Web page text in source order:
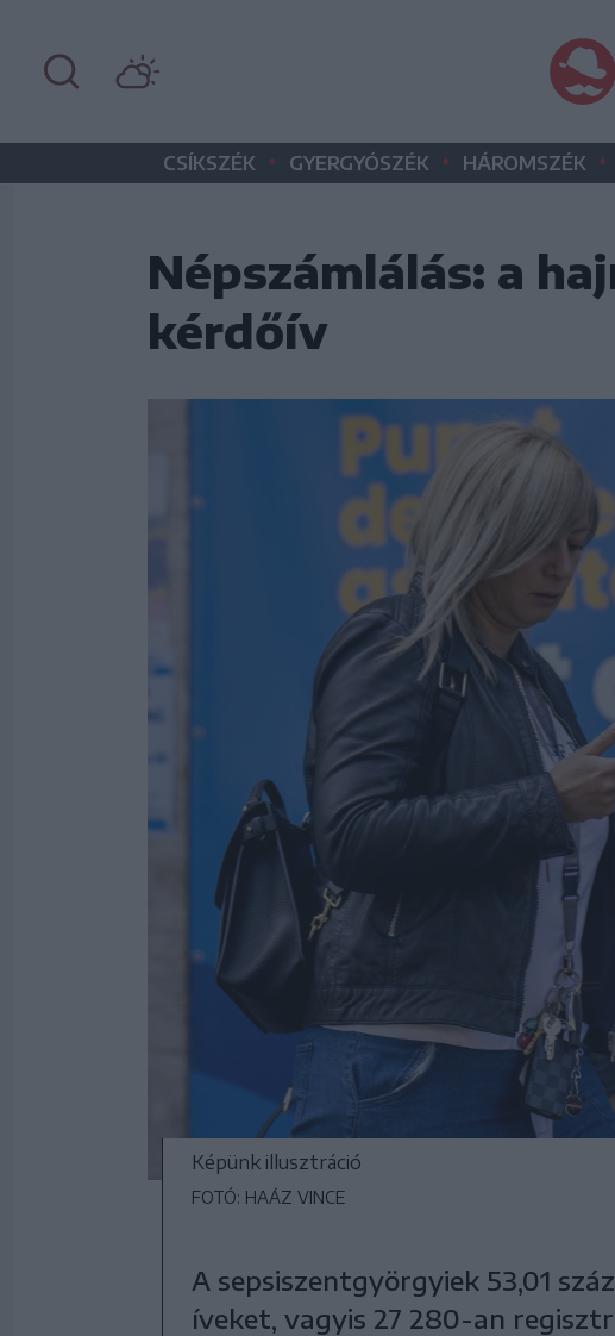
CSÍKSZÉK • GYERGYÓSZÉK • HÁROMSZÉK •
Népszámlálás: a
kérdőív
Képünk illusztráció
FOTÓ: HAÁZ VINCE
A sepsiszentgyörgyiek 53,01
íveket, vagyis 27 280-an